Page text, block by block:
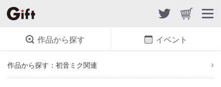
作品から探す イベント
作品から探す：初音ミク関連